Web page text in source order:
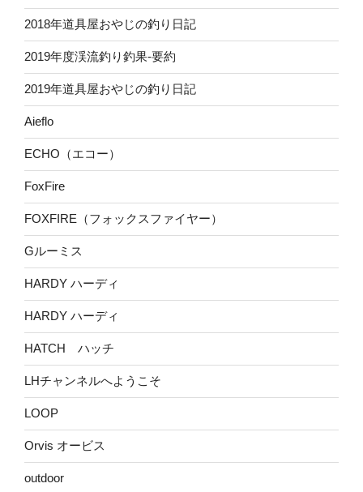
2018年道具屋おやじの釣り日記
2019年度渓流釣り釣果-要約
2019年道具屋おやじの釣り日記
Aieflo
ECHO（エコー）
FoxFire
FOXFIRE（フォックスファイヤー）
Gルーミス
HARDY ハーディ
HARDY ハーディ
HATCH ハッチ
LHチャンネルへようこそ
LOOP
Orvis オービス
outdoor